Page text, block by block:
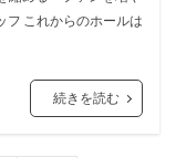
フ これからのホールは
続きを読む